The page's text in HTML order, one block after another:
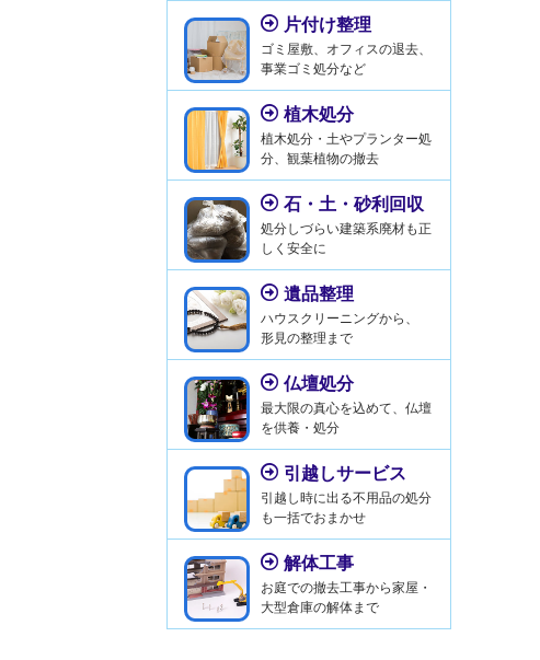
片付け整理
ゴミ屋敷、オフィスの退去、
事業ゴミ処分など
植木処分
植木処分・土やプランター処
分、観葉植物の撤去
石・土・砂利回収
処分しづらい建築系廃材も正
しく安全に
遺品整理
ハウスクリーニングから、
形見の整理まで
仏壇処分
最大限の真心を込めて、仏壇
を供養・処分
引越しサービス
引越し時に出る不用品の処分
も一括でおまかせ
解体工事
お庭での撤去工事から家屋・
大型倉庫の解体まで